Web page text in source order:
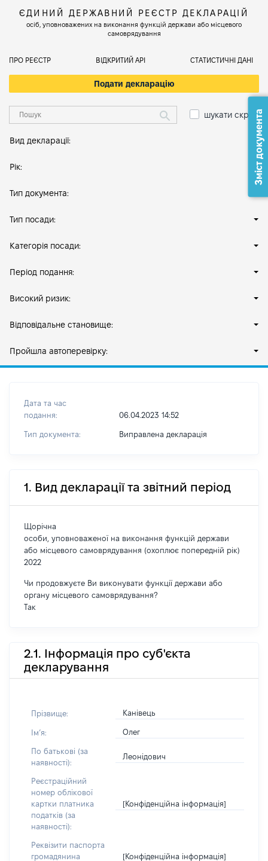
ЄДИНИЙ ДЕРЖАВНИЙ РЕЄСТР ДЕКЛАРАЦІЙ
осіб, уповноважених на виконання функцій держави або місцевого
самоврядування
ПРО РЕЄСТР ВІДКРИТИЙ АРІ СТАТИСТИЧНІ ДАНІ
Подати декларацію
шукати скрізь
Вид декларації:
Рік:
Тип документа:
Тип посади:
Категорія посади:
Період подання:
Високий ризик:
Відповідальне становище:
Пройшла автоперевірку:
Дата та час
подання:
06.04.2023 14:52
Тип документа: Виправлена декларація
1. Вид декларації та звітний період
Щорічна
особи, уповноваженої на виконання функцій держави
або місцевого самоврядування (охоплює попередній рік)
2022
Чи продовжуєте Ви виконувати функції держави або
органу місцевого самоврядування?
Так
2.1. Інформація про суб'єкта
декларування
Прізвище: Канівець
Імʼя: Олег
По батькові (за
наявності):
Леонідович
Реєстраційний
номер облікової
картки платника
податків (за
наявності):
[Конфіденційна інформація]
Реквізити паспорта
громадянина
[Конфіденційна інформація]
Зміст документа